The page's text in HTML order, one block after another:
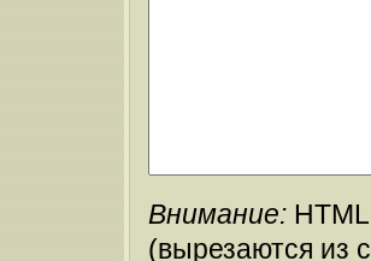
Внимание:
(вырезаются из